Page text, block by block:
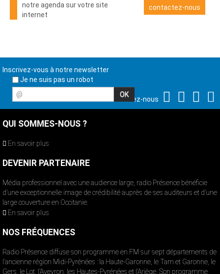
notre agenda sur votre site
internet
contactez-nous
Inscrivez-vous à notre newsletter
Je ne suis pas un robot
@
Suivez-nous
QUI SOMMES-NOUS ?
En savoir plus
DEVENIR PARTENAIRE
Média professionnel avec une audience large, radio Présence bénéficie
d’une exceptionnelle image de crédibilité auprès de ses auditeurs et d’une
large couverture en Occitanie.
En savoir plus
NOS FRÉQUENCES
Radio Présence diffuse son programme en FM sur sept départements de
l’ancienne région Midi-Pyrénées : la Haute-Garonne, le Tarn et Garonne, le
Gers, le Lot, l’Aveyron, les Hautes-Pyrénées et l’Ariège. Son programme